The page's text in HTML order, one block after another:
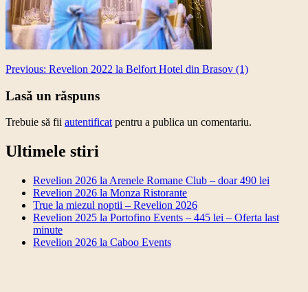
Post
navigation
Previous: Revelion 2022 la Belfort Hotel din Brasov (1)
Lasă un răspuns
Trebuie să fii autentificat pentru a publica un comentariu.
Ultimele stiri
Revelion 2026 la Arenele Romane Club – doar 490 lei
Revelion 2026 la Monza Ristorante
True la miezul noptii – Revelion 2026
Revelion 2025 la Portofino Events – 445 lei – Oferta last
minute
Revelion 2026 la Caboo Events